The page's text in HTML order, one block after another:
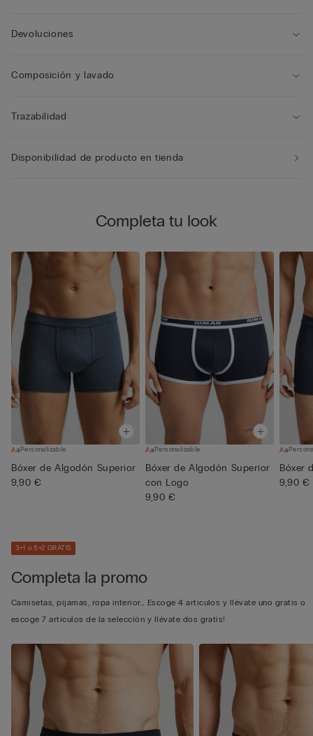
Devoluciones
Composición y lavado
Trazabilidad
Disponibilidad de producto en tienda
Completa tu look
Personalizable
Bóxer de Algodón Superior
9,90 €
Personalizable
Bóxer de Algodón Superior
con Logo
9,90 €
Bóxer
9,90 €
3+1 o 5+2 GRATIS
Completa la promo
Camisetas, pijamas, ropa interior… Escoge 4 artículos y llévate uno gratis o
escoge 7 artículos de la selección y llévate dos gratis!